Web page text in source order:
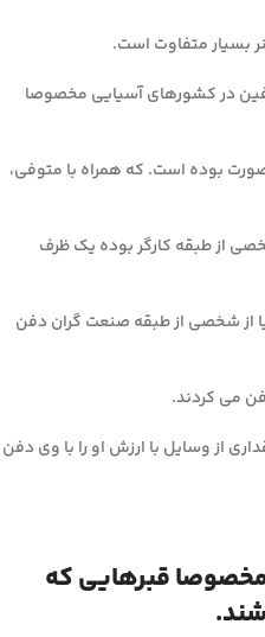
بسیار متفاوت است.
در کشورهای آسیایی مخصوصا
بوده است. که همراه با متوفی،
از طبقه کارگر بوده یک ظرف
از شخصی از طبقه صنعت گران دفن
می کردند.
از وسایل با ارزش او را با وی دفن
قبرهایی که